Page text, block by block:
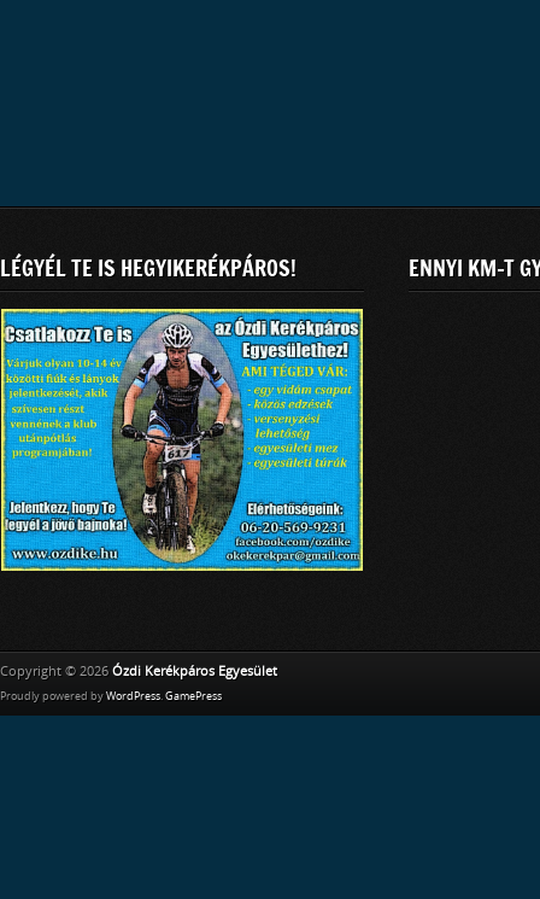
LÉGYÉL TE IS HEGYIKERÉKPÁROS! ENNYI KM-T
Copyright © 2026 Ózdi Kerékpáros Egyesület
Proudly powered by WordPress. GamePress